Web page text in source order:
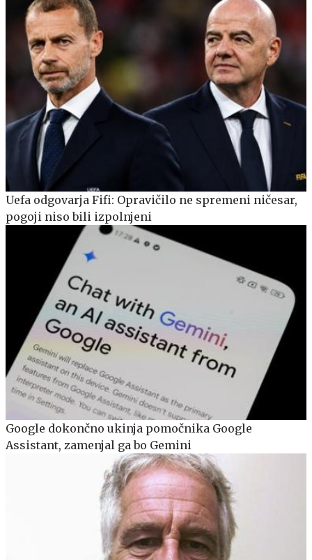
Uefa odgovarja Fifi: Opravičilo ne spremeni ničesar,
pogoji niso bili izpolnjeni
Google dokončno ukinja pomočnika Google
Assistant, zamenjal ga bo Gemini